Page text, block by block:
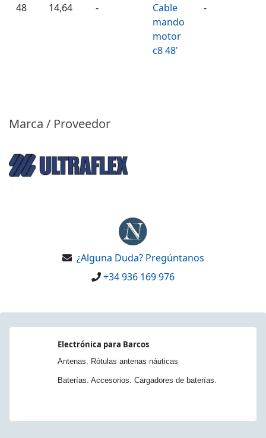
48 14,64 -
Cable
mando
motor
c8 48'
-
Marca / Proveedor
¿Alguna Duda? Pregúntanos
+34 936 169 976
Electrónica para Barcos
Antenas. Rótulas antenas náuticas
Baterías. Accesorios. Cargadores de baterías.